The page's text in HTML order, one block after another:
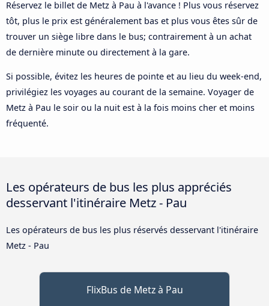
Réservez le billet de Metz à Pau à l'avance ! Plus vous réservez
tôt, plus le prix est généralement bas et plus vous êtes sûr de
trouver un siège libre dans le bus; contrairement à un achat
de dernière minute ou directement à la gare.
Si possible, évitez les heures de pointe et au lieu du week-end,
privilégiez les voyages au courant de la semaine. Voyager de
Metz à Pau le soir ou la nuit est à la fois moins cher et moins
fréquenté.
Les opérateurs de bus les plus appréciés
desservant l'itinéraire Metz - Pau
Les opérateurs de bus les plus réservés desservant l'itinéraire
Metz - Pau
FlixBus de Metz à Pau